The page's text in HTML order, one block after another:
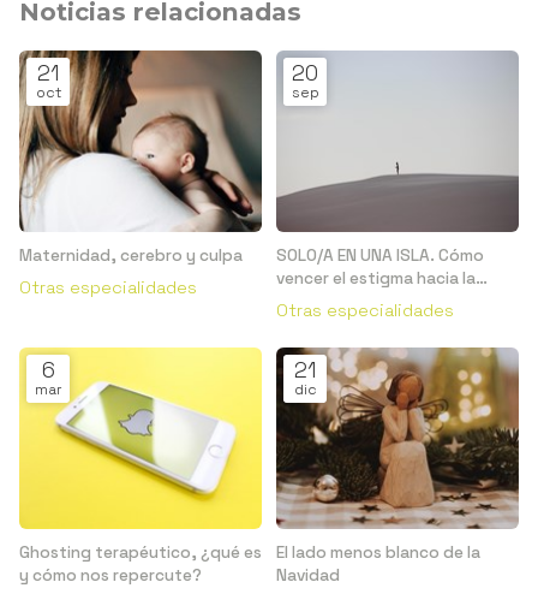
Noticias relacionadas
21
oct
Maternidad, cerebro y culpa
Otras especialidades
20
sep
SOLO/A EN UNA ISLA. Cómo
vencer el estigma hacia la
salud mental
Otras especialidades
6
mar
Ghosting terapéutico, ¿qué es
y cómo nos repercute?
21
dic
El lado menos blanco de la
Navidad